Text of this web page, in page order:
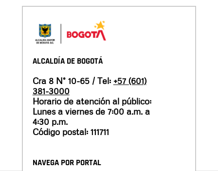
ALCALDÍA DE BOGOTÁ
Cra 8 N° 10-65 / Tel: +57 (601)
381-3000
Horario de atención al público:
Lunes a viernes de 7:00 a.m. a
4:30 p.m.
Código postal: 111711
NAVEGA POR PORTAL